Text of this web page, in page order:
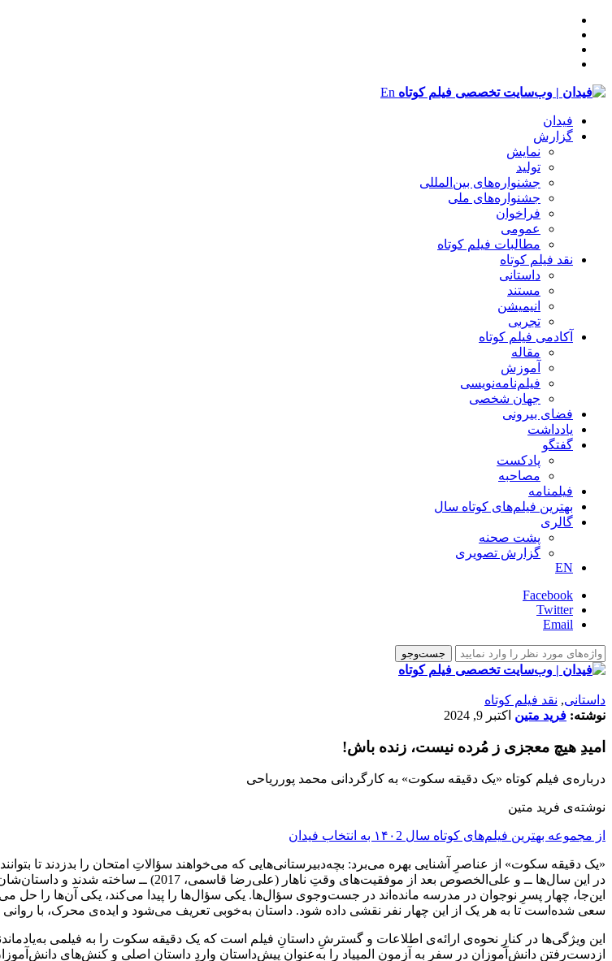
En
فیدان
گزارش
نمایش
تولید
‌‌جشنواره‌های بین‌المللی
جشنواره‌های ملی
فراخوان
عمومی
مطالبات فیلم کوتاه
نقد فیلم کوتاه
داستانی
مستند
انیمیشن
تجربی
آکادمی فیلم کوتاه
مقاله
آموزش
فیلم‌نامه‌نویسی
جهان شخصی
فضای بیرونی
یادداشت
گفتگو
پادکست
مصاحبه
فیلمنامه
بهترین فیلم‌های کوتاه سال
گالری
پشت صحنه
گزارش تصویری
EN
Facebook
Twitter
Email
داستانی, نقد فیلم کوتاه
نوشته: فرید متین اکتبر 9, 2024
امیدِ هیچ معجزی ز مُرده نیست، زنده باش!
درباره‌ی فیلم کوتاه «یک دقیقه سکوت» به کارگردانی محمد پورریاحی
نوشته‌ی فرید متین
از مجموعه بهترین فیلم‌های کوتاه سال ۱۴۰2 به انتخاب فیدان
«یک دقیقه سکوت» از عناصرِ آشنایی بهره می‌برد: بچه‌دبیرستانی‌هایی که می‌خواهند سؤالاتِ امتحان را بدزدند تا
در این سال‌ها ــ و علی‌الخصوص بعد از
این‌جا، چهار پسرِ نوجوان در مدرسه مانده‌اند در جست‌وجوی سؤال‌ها. یکی سؤال‌ها را پیدا می‌کند، یکی آن‌ها را حل
سعی شده‌است تا به هر یک از این چهار نفر نقشی داده شود. داستان به‌خوبی تعریف می‌شود و ایده‌ی محرک، با
این ویژگی‌ها در کنارِ نحوه‌ی ارائه‌ی اطلاعات و گسترشِ داستانِ فیلم است که یک دقیقه سکوت را به فیلمی
ازدست‌رفتنِ دانش‌آموزان در سفر به آزمونِ المپیاد را به‌عنوانِ پیش‌داستان واردِ داستانِ اصلی و کنش‌های